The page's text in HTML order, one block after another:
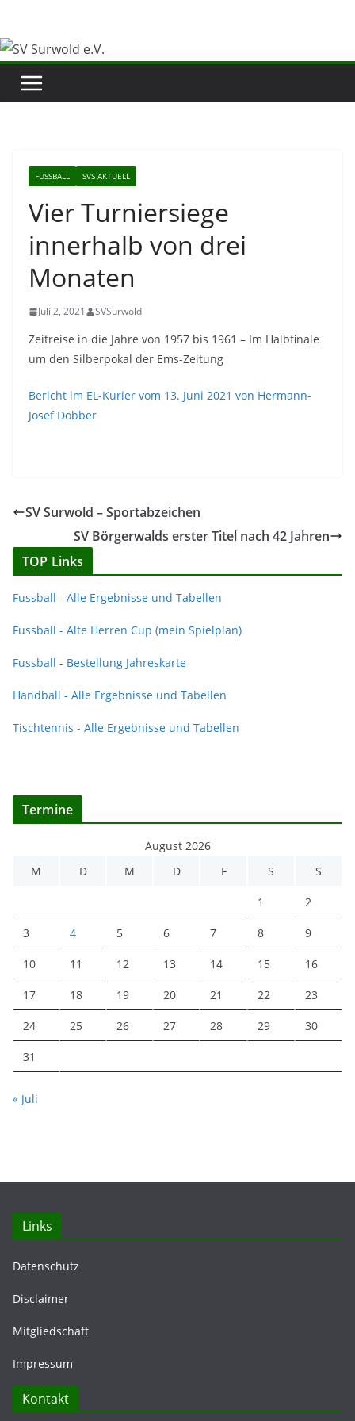
springen
FUSSBALL SVS AKTUELL
Vier Turniersiege
innerhalb von drei
Monaten
Juli 2, 2021 SVSurwold
Zeitreise in die Jahre von 1957 bis 1961 – Im Halbfinale
um den Silberpokal der Ems-Zeitung
Bericht im EL-Kurier vom 13. Juni 2021 von Hermann-
Josef Döbber
SV Surwold – Sportabzeichen
SV Börgerwalds erster Titel nach 42 Jahren
TOP Links
Fussball - Alle Ergebnisse und Tabellen
Fussball - Alte Herren Cup (mein Spielplan)
Fussball - Bestellung Jahreskarte
Handball - Alle Ergebnisse und Tabellen
Tischtennis - Alle Ergebnisse und Tabellen
Termine
August 2026
M
D M D F S S
1 2
3 4 5 6 7 8 9
10 11 12 13 14 15 16
17 18 19 20 21 22 23
24 25 26 27 28 29 30
31
« Juli
Links
Datenschutz
Disclaimer
Mitgliedschaft
Impressum
Kontakt